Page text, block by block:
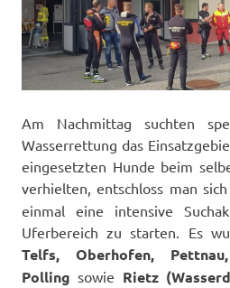
Am Nachmittag suchten
Wasserrettung das
eingesetzten Hunde beim
verhielten, entschloss man
einmal eine intensive
Uferbereich zu starten. Es
Telfs, Oberhofen,
Polling sowie Rietz